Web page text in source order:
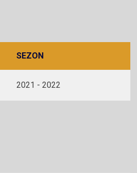
SEZON
2021 - 2022